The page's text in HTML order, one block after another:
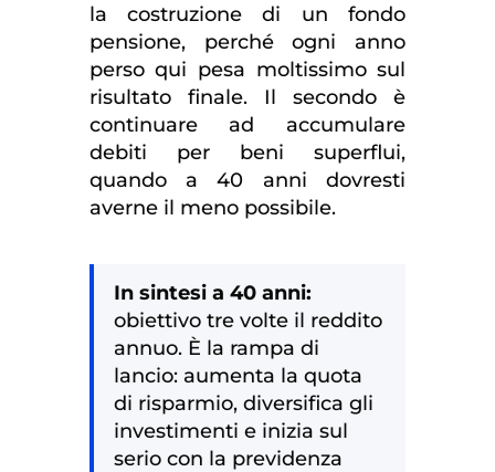
la costruzione di un fondo
pensione, perché ogni anno
perso qui pesa moltissimo sul
risultato finale. Il secondo è
continuare ad accumulare
debiti per beni superflui,
quando a 40 anni dovresti
averne il meno possibile.
In sintesi a 40 anni:
obiettivo tre volte il reddito
annuo. È la rampa di
lancio: aumenta la quota
di risparmio, diversifica gli
investimenti e inizia sul
serio con la previdenza